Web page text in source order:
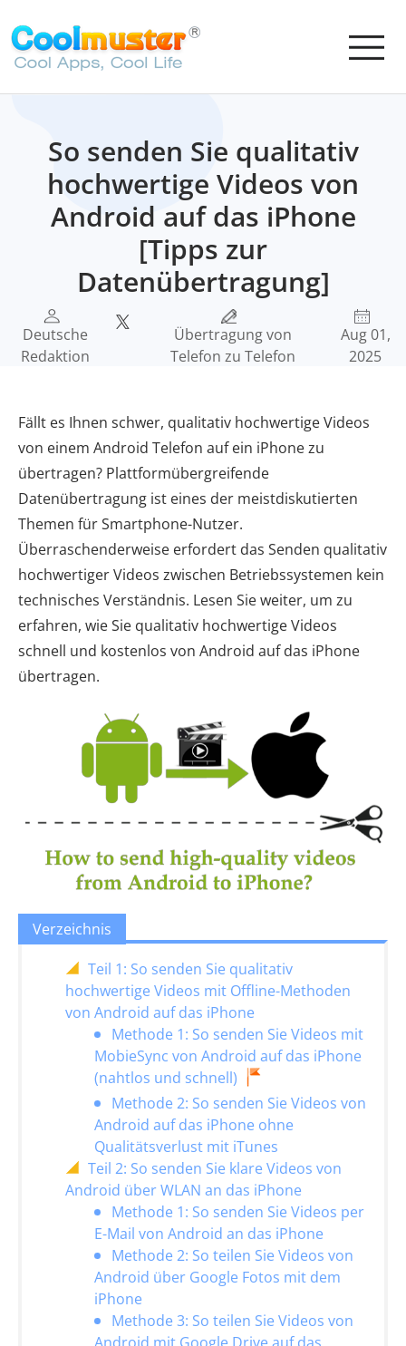
So senden Sie qualitativ
hochwertige Videos von
Android auf das iPhone
[Tipps zur
Datenübertragung]
Deutsche
Redaktion
Übertragung von
Telefon zu Telefon
Aug 01,
2025
Fällt es Ihnen schwer, qualitativ hochwertige Videos
von einem Android Telefon auf ein iPhone zu
übertragen? Plattformübergreifende
Datenübertragung ist eines der meistdiskutierten
Themen für Smartphone-Nutzer.
Überraschenderweise erfordert das Senden qualitativ
hochwertiger Videos zwischen Betriebssystemen kein
technisches Verständnis. Lesen Sie weiter, um zu
erfahren, wie Sie qualitativ hochwertige Videos
schnell und kostenlos von Android auf das iPhone
übertragen.
Verzeichnis
Teil 1: So senden Sie qualitativ
hochwertige Videos mit Offline-Methoden
von Android auf das iPhone
Methode 1: So senden Sie Videos mit
MobieSync von Android auf das iPhone
(nahtlos und schnell)
Methode 2: So senden Sie Videos von
Android auf das iPhone ohne
Qualitätsverlust mit iTunes
Teil 2: So senden Sie klare Videos von
Android über WLAN an das iPhone
Methode 1: So senden Sie Videos per
E-Mail von Android an das iPhone
Methode 2: So teilen Sie Videos von
Android über Google Fotos mit dem
iPhone
Methode 3: So teilen Sie Videos von